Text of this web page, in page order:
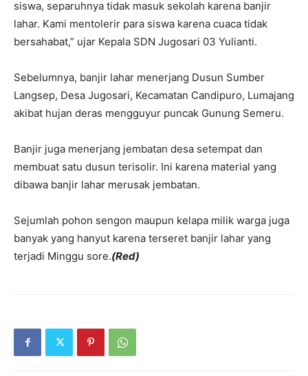
siswa, separuhnya tidak masuk sekolah karena banjir
lahar. Kami mentolerir para siswa karena cuaca tidak
bersahabat,” ujar Kepala SDN Jugosari 03 Yulianti.
Sebelumnya, banjir lahar menerjang Dusun Sumber
Langsep, Desa Jugosari, Kecamatan Candipuro, Lumajang
akibat hujan deras mengguyur puncak Gunung Semeru.
Banjir juga menerjang jembatan desa setempat dan
membuat satu dusun terisolir. Ini karena material yang
dibawa banjir lahar merusak jembatan.
Sejumlah pohon sengon maupun kelapa milik warga juga
banyak yang hanyut karena terseret banjir lahar yang
terjadi Minggu sore.(Red)